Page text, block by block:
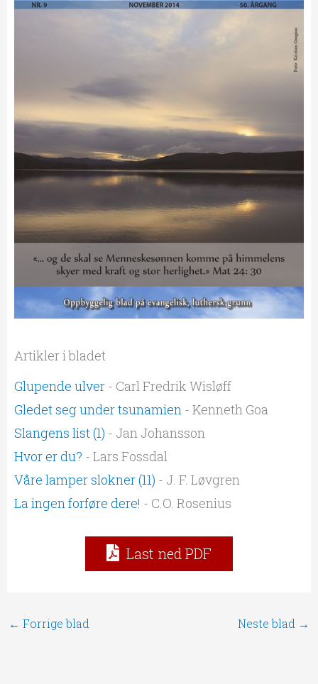
Artikler i bladet
Glupende ulver - Carl Fredrik Wisløff
Gledet seg under tsunamien - Kenneth Goa
Slangens list (1) - Jan Johansson
Hvor er du? - Lars Fossdal
Våre lamper slokner (11) - J. F. Løvgren
La ingen forføre dere! - C.O. Rosenius
Last ned PDF
← Forrige blad Neste blad →